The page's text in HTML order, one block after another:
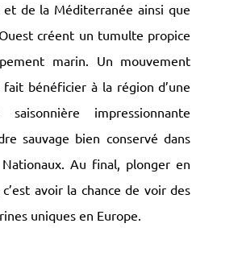
et de la Méditerranée ainsi que
créent un tumulte propice
marin. Un mouvement
bénéficier à la région d’une
saisonnière impressionnante
sauvage bien conservé dans
Au final, plonger en
avoir la chance de voir des
uniques en Europe.